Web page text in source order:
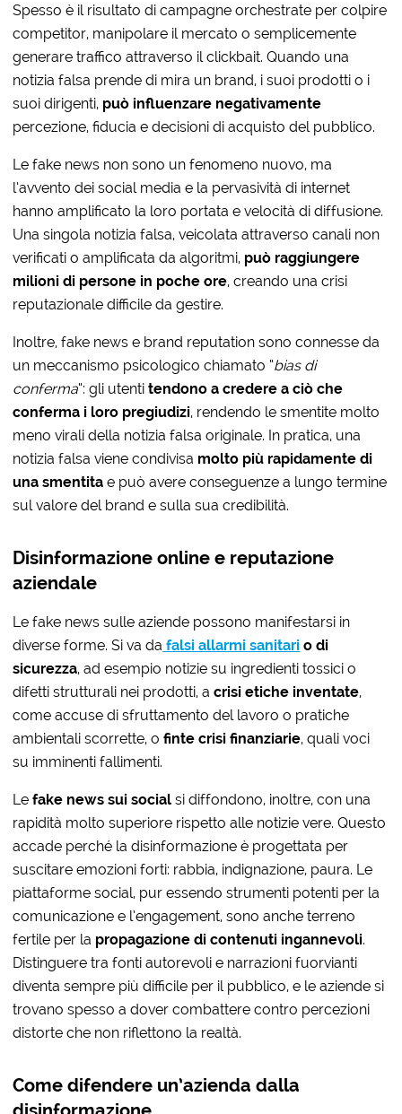
Spesso è il risultato di campagne orchestrate per colpire
competitor, manipolare il mercato o semplicemente
generare traffico attraverso il clickbait. Quando una
notizia falsa prende di mira un brand, i suoi prodotti o i
suoi dirigenti, può influenzare negativamente
percezione, fiducia e decisioni di acquisto del pubblico.
Le fake news non sono un fenomeno nuovo, ma
l’avvento dei social media e la pervasività di internet
hanno amplificato la loro portata e velocità di diffusione.
Una singola notizia falsa, veicolata attraverso canali non
verificati o amplificata da algoritmi, può raggiungere
milioni di persone in poche ore, creando una crisi
reputazionale difficile da gestire.
Inoltre, fake news e brand reputation sono connesse da
un meccanismo psicologico chiamato “bias di
conferma“: gli utentitendono a credere a ciò che
conferma i loro pregiudizi, rendendo le smentite molto
meno virali della notizia falsa originale. In pratica, una
notizia falsa viene condivisa molto più rapidamente di
una smentitae può avere conseguenze a lungo termine
sul valore del brand e sulla sua credibilità.
Disinformazione online e reputazione
aziendale
Le fake news sulle aziende possono manifestarsi in
diverse forme. Si va da falsi allarmi sanitari o di
sicurezza, ad esempio notizie su ingredienti tossici o
difetti strutturali nei prodotti, acrisi etiche inventate,
come accuse di sfruttamento del lavoro o pratiche
ambientali scorrette, ofintecrisi finanziarie, quali voci
su imminenti fallimenti.
Lefake news sui social si diffondono, inoltre, con una
rapidità molto superiore rispetto alle notizie vere. Questo
accade perché la disinformazione è progettata per
suscitare emozioni forti: rabbia, indignazione, paura. Le
piattaforme social, pur essendo strumenti potenti per la
comunicazione e l’engagement, sono anche terreno
fertile per la propagazione di contenuti ingannevoli.
Distinguere tra fonti autorevoli e narrazioni fuorvianti
diventa sempre più difficile per il pubblico, e le aziende si
trovano spesso a dover combattere contro percezioni
distorte che non riflettono la realtà.
Come difendere un’azienda dalla